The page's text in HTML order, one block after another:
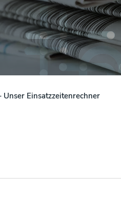
Unser Einsatzzeitenrechner